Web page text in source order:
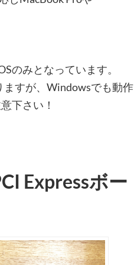
のみとなっています。
すが、Windowsでも動作
下さい！
Expressボー